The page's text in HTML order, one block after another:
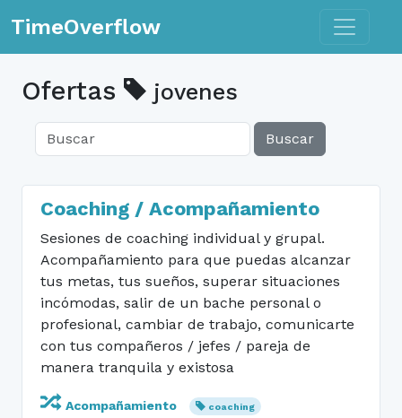
TimeOverflow Toggle
Ofertas jovenes
Buscar
Coaching / Acompañamiento
Sesiones de coaching individual y grupal.
Acompañamiento para que puedas alcanzar
tus metas, tus sueños, superar situaciones
incómodas, salir de un bache personal o
profesional, cambiar de trabajo, comunicarte
con tus compañeros / jefes / pareja de
manera tranquila y existosa
Acompañamiento
coaching